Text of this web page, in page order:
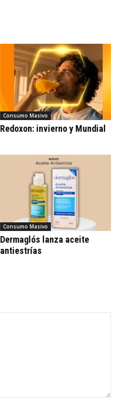
Consumo Masivo
Redoxon: invierno y Mundial
Consumo Masivo
Dermaglós lanza aceite
antiestrías